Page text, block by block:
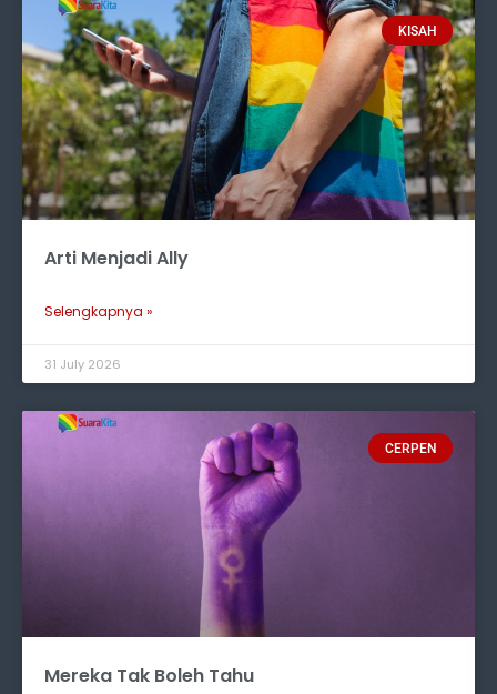
KISAH
Arti Menjadi Ally
Selengkapnya »
31 July 2026
CERPEN
Mereka Tak Boleh Tahu